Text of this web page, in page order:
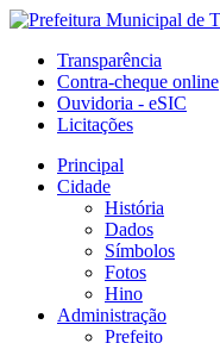
Transparência
Contra-cheque online
Ouvidoria - eSIC
Licitações
Principal
Cidade
História
Dados
Símbolos
Fotos
Hino
Administração
Prefeito